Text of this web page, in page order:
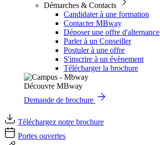
Démarches & Contacts
Candidater à une formation
Contacter MBway
Déposer une offre d'alternance
Parler à un Conseiller
Postuler à une offre
S'inscrire à un évènement
Télécharger la brochure
Découvre MBway
Demande de brochure
Téléchargez notre brochure
Portes ouvertes